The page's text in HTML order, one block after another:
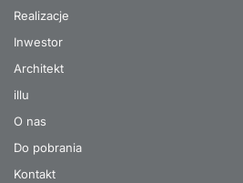
Realizacje
Inwestor
Architekt
illu
O nas
Do pobrania
Kontakt